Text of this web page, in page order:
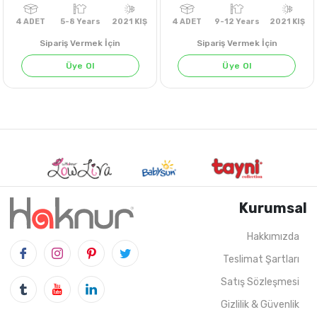
Sipariş Vermek İçin
Üye Ol
Sipariş Vermek İçin
Üye Ol
Kurumsal
Hakkımızda
Teslimat Şartları
Satış Sözleşmesi
Gizlilik & Güvenlik